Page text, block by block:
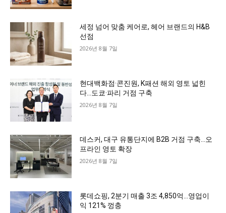
세정 넘어 맞춤 케어로, 헤어 브랜드의 H&B
선점
2026년 8월 7일
현대백화점·콘진원, K패션 해외 영토 넓힌
다…도쿄·파리 거점 구축
2026년 8월 7일
데스커, 대구 유통단지에 B2B 거점 구축…오
프라인 영토 확장
2026년 8월 7일
롯데쇼핑, 2분기 매출 3조 4,850억…영업이
익 121% 껑충